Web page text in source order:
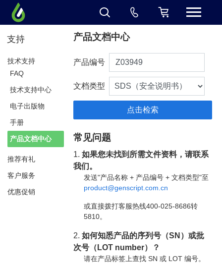
支持
技术支持
FAQ
技术支持中心
电子出版物
手册
产品文档中心
推荐有礼
客户服务
优惠促销
产品文档中心
产品编号
文档类型
常见问题
1.如果您未找到所需文件资料，请联系
我们。
发送"产品名称 + 产品编号 + 文档类型"至
product@genscript.com.cn
或直接拨打客服热线400-025-8686转
5810。
2.如何知悉产品的序列号（SN）或批
次号（LOT number）？
请在产品标签上查找 SN 或 LOT 编号。